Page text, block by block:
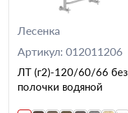
Лесенка
Артикул: 012011206
ЛТ (г2)-120/60/66 без
полочки водяной